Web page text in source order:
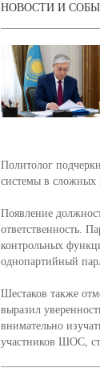
НОВОСТИ И
Политолог
системы в сложных
Появление
ответственность.
контрольных
однопартийный
Шестаков также
выразил
внимательно
участников ШОС,